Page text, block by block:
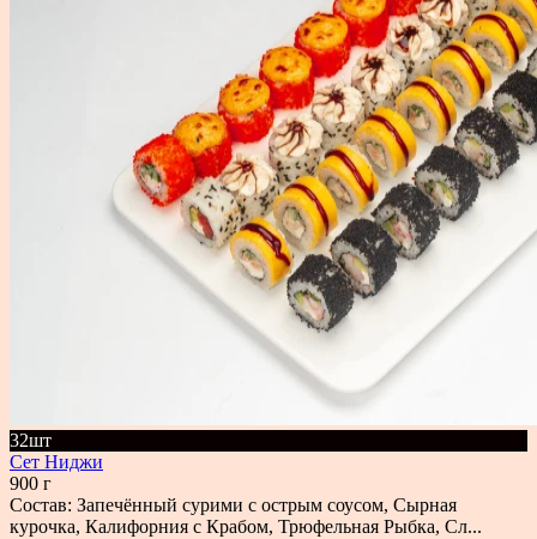
32шт
Сет Ниджи
900 г
Состав: Запечённый сурими с острым соусом, Сырная
курочка, Калифорния с Крабом, Трюфельная Рыбка, Сл...